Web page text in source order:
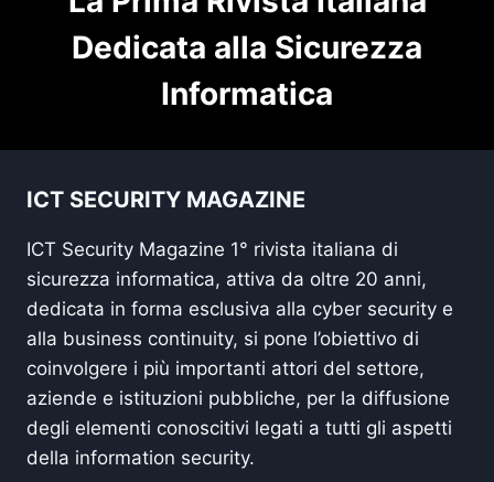
Dedicata alla Sicurezza
Informatica
ICT SECURITY MAGAZINE
ICT Security Magazine 1° rivista italiana di
sicurezza informatica, attiva da oltre 20 anni,
dedicata in forma esclusiva alla cyber security e
alla business continuity, si pone l’obiettivo di
coinvolgere i più importanti attori del settore,
aziende e istituzioni pubbliche, per la diffusione
degli elementi conoscitivi legati a tutti gli aspetti
della information security.